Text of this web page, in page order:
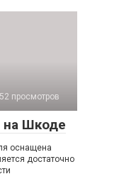
просмотров
Шкоде
оснащена
достаточно